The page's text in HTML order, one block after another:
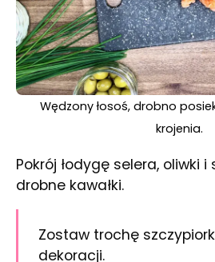
Wędzony łosoś, drobno
krojenia.
Pokrój łodygę selera, oliwki
drobne kawałki.
Zostaw trochę
dekoracji.